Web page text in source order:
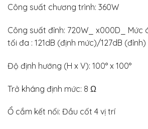
Công suất chương trình: 360W
Công suất đỉnh: 720W_ x000D_ Mức
tối đa : 121dB (định mức)/127dB (đỉnh)
Độ định hướng (H x V): 100° x 100°
Trở kháng định mức: 8 Ω
Ổ cắm kết nối: Đầu cốt 4 vị trí